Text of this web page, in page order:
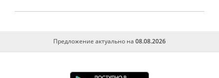
Этические особенности деятельности
Детерминанты совершения преступлений
и удержания от них
Социальные представления у подростков о
Предложение актуально на 08.08.2026